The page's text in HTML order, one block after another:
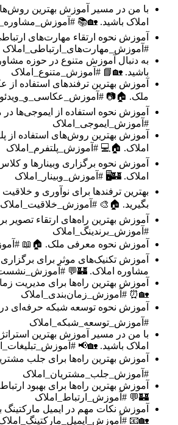
با من در مسیر آموزش بهترین
املاک باشید. 🏡📚
آموزش نحوه ارتقاء مهارت‌های
#آموزش_مهارت‌های_ارتباطی_املاک
به دنبال آموزش متنوع در حوزه
باشید. 🏡📘 #آموزش_متنوع_املاک
آموزش بهترین ترفندهای استفاده
ملک. 🏠📷
آموزش نحوه استفاده از ایموجی‌ها
#آموزش_ایموجی_املاک
آموزش بهترین روش‌های استفاده از
املاک. 🏠💻 #آموزش_پلتفرم_املاک
آموزش نحوه برگزاری وبینارها و
املاک. 🏰🖥️ #آموزش_وبینار_املاک
بهترین ترفندها برای نوآوری و خلاقیت
بگیرید. 🏠🎨 #آموزش_خلاقیت_املاک
آموزش بهترین راه‌های ارتقاء تصویر
#آموزش_برندینگ_املاک
آموزش نحوه معرفی ملک. 🏠📖
آموزش تکنیک‌های موثر برای
مشاوره املاک. 🏰💬
آموزش بهترین راه‌ها برای مدیریت
🏡⏰ #آموزش_زمان‌بندی_املاک
آموزش نحوه توسعه شبکه حرفه‌ای در
#آموزش_توسعه_شبکه_املاک
با من در مسیر آموزش بهترین
املاک باشید. 🏡📢
آموزش بهترین راه‌ها برای جلب
#آموزش_جلب_مشتریان_املاک
آموزش بهترین راه‌ها برای بهبود
🏰💬 #آموزش_ارتباط_املاک
آموزش نکات مهم در ایمیل مارکتینگ
🏡📧